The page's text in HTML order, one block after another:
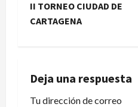
g
c
i
II TORNEO CIUDAD DE
CARTAGENA
Deja una respuesta
Tu dirección de correo